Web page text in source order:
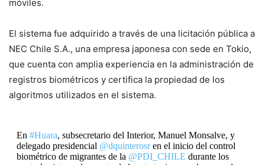
móviles.
El sistema fue adquirido a través de una licitación pública a
NEC Chile S.A., una empresa japonesa con sede en Tokio,
que cuenta con amplia experiencia en la administración de
registros biométricos y certifica la propiedad de los
algoritmos utilizados en el sistema.
En #Huara, subsecretario del Interior, Manuel Monsalve, y
delegado presidencial @dquinterosren el inicio del control
biométrico de migrantes de la @PDI_CHILE durante los